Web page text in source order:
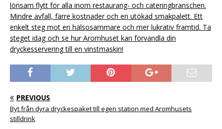
lönsam flytt för alla inom restaurang- och cateringbranschen.
Mindre avfall, färre kostnader och en utökad smakpalett. Ett
enkelt steg mot en hälsosammare och mer lukrativ framtid. Ta
steget idag och se hur Aromhuset kan förvandla din
dryckesservering till en vinstmaskin!
PREVIOUS
Byt från dyra dryckespaket till egen station med Aromhusets
stilldrink